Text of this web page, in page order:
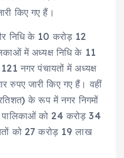
किए गए हैं।
निधि के 10 करोड़ 12
में अध्यक्ष निधि के 11
नगर पंचायतों में अध्यक्ष
रुपए जारी किए गए हैं। वहीं
के रूप में नगर निगमों
को 24 करोड़ 34
को 27 करोड़ 19 लाख